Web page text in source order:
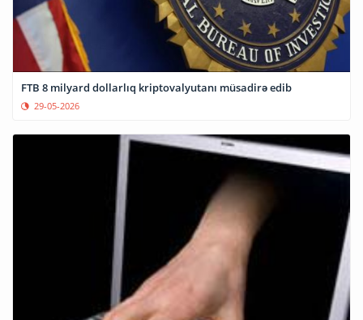
FTB 8 milyard dollarlıq kriptovalyutanı müsadirə edib
29-05-2026